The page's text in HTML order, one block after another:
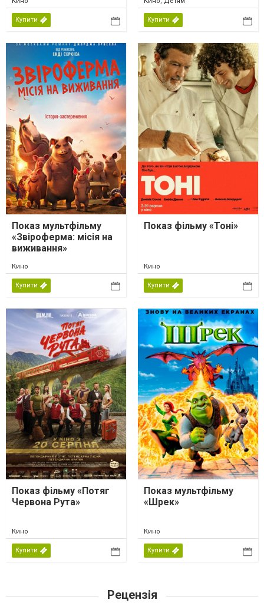
Купити Купити
Показ мультфільму
«Звіроферма: місія на
виживання»
Кино
Купити
Показ фільму «Тоні»
Кино
Купити
Показ фільму «Потяг
Червона Рута»
Кино
Купити
Показ мультфільму
«Шрек»
Кино
Купити
Рецензія